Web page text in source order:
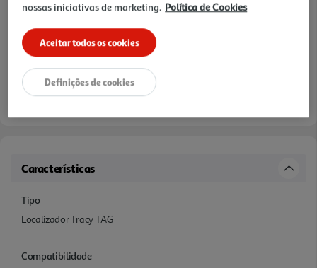
14,99 €
Entrega estimada entre18/08/2026 e 19/08/2026
Características
Tipo
Localizador Tracy TAG
Compatibilidade
nossas iniciativas de marketing. Política de Cookies
Aceitar todos os cookies
Definições de cookies